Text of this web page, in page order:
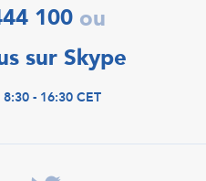
100 ou
sur Skype
- 16:30 CET